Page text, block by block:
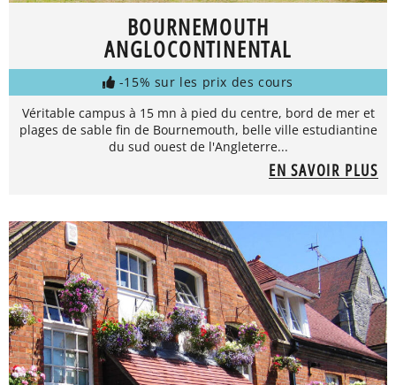
BOURNEMOUTH
ANGLOCONTINENTAL
-15% sur les prix des cours
Véritable campus à 15 mn à pied du centre, bord de mer et
plages de sable fin de Bournemouth, belle ville estudiantine
du sud ouest de l'Angleterre...
EN SAVOIR PLUS